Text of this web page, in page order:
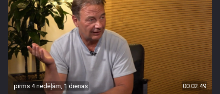
pirms 4 nedēļām, 1 dienas 00:02:49